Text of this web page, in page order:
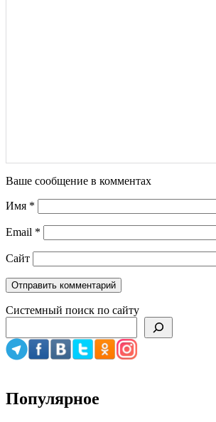
Ваше сообщение в комментах
Имя *
Email *
Сайт
Системный поиск по сайту
Популярное